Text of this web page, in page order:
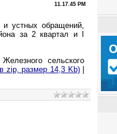
11.17.45 PM
и устных обращений,
за 2 квартал и I
сельского
zip, размер 14,3 Kb)|